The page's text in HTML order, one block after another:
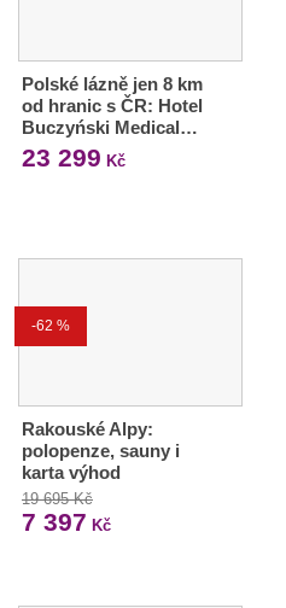
Polské lázně jen 8 km
od hranic s ČR: Hotel
Buczyński Medical…
23 299 Kč
-62 %
Rakouské Alpy:
polopenze, sauny i
karta výhod
19 695 Kč
7 397 Kč